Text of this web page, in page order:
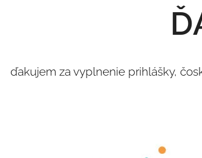
ďakujem za vyplnenie prihlášky,